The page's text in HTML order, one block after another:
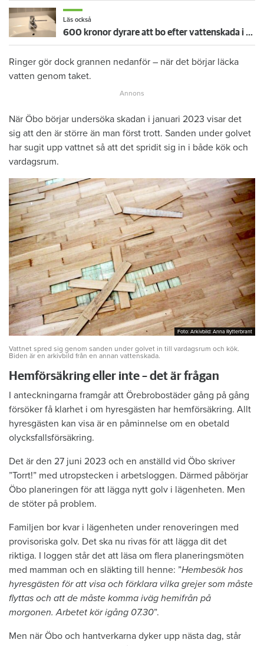
Läs också
600 kronor dyrare att bo efter vattenskada i Varberg
Ringer gör dock grannen nedanför – när det börjar läcka
vatten genom taket.
När Öbo börjar undersöka skadan i januari 2023 visar det
sig att den är större än man först trott. Sanden under golvet
har sugit upp vattnet så att det spridit sig in i både kök och
vardagsrum.
Foto: Arkivbild: Anna Rytterbrant
Foto: Arkivbild: Anna Rytterbrant
Vattnet spred sig genom sanden under golvet in till vardagsrum och kök.
Biden är en arkivbild från en annan vattenskada.
Hemförsäkring eller inte – det är frågan
I anteckningarna framgår att Örebrobostäder gång på gång
försöker få klarhet i om hyresgästen har hemförsäkring. Allt
hyresgästen kan visa är en påminnelse om en obetald
olycksfallsförsäkring.
Det är den 27 juni 2023 och en anställd vid Öbo skriver
”Torrt!” med utropstecken i arbetsloggen. Därmed påbörjar
Öbo planeringen för att lägga nytt golv i lägenheten. Men
de stöter på problem.
Familjen bor kvar i lägenheten under renoveringen med
provisoriska golv. Det ska nu rivas för att lägga dit det
riktiga. I loggen står det att läsa om flera planeringsmöten
med mamman och en släkting till henne: ”Hembesök hos
hyresgästen för att visa och förklara vilka grejer som måste
flyttas och att de måste komma iväg hemifrån på
morgonen. Arbetet kör igång 07.30”.
Men när Öbo och hantverkarna dyker upp nästa dag, står